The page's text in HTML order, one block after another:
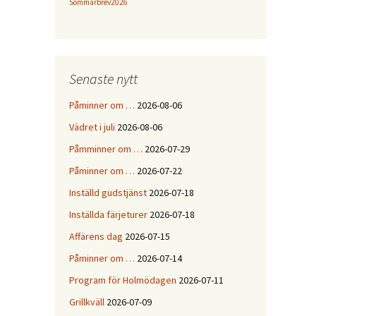
Sommarbrev2026
Senaste nytt
Påminner om … 2026-08-06
Vädret i juli 2026-08-06
Påmminner om … 2026-07-29
Påminner om … 2026-07-22
Inställd gudstjänst 2026-07-18
Inställda färjeturer 2026-07-18
Affärens dag 2026-07-15
Påminner om … 2026-07-14
Program för Holmödagen 2026-07-11
Grillkväll 2026-07-09